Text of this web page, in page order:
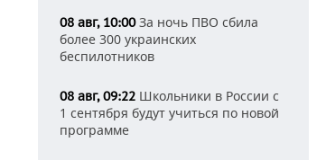
08 авг, 10:00За ночь ПВО сбила
более 300 украинских
беспилотников
08 авг, 09:22 Школьники в России с
1 сентября будут учиться по новой
программе